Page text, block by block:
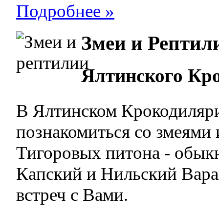
Подробнее »
Змеи и
Ялтинского
В Ялтинском
познакомиться со
Тигоровых питона -
Капский и Нильский
встреч с Вами.